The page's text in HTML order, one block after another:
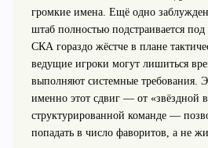
громкие имена. Ещё одно
штаб полностью подстраивается
СКА гораздо жёстче в плане
ведущие игроки могут лишиться
выполняют системные требования.
именно этот сдвиг — от «звёздной
структурированной команде —
попадать в число фаворитов, а не